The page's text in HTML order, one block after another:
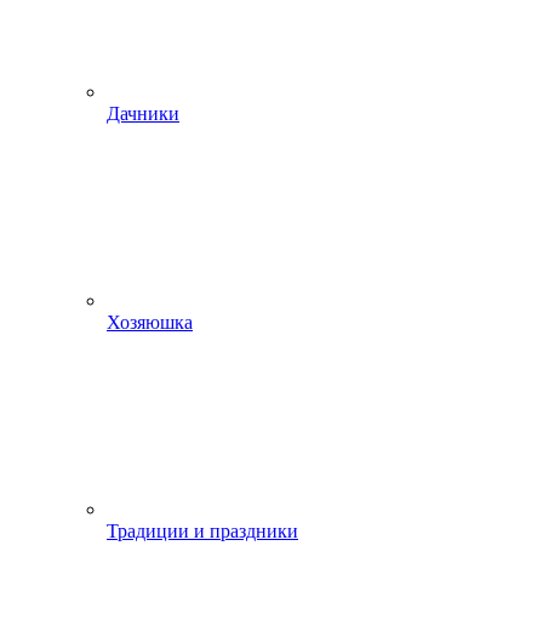
Дачники
Хозяюшка
Традиции и праздники